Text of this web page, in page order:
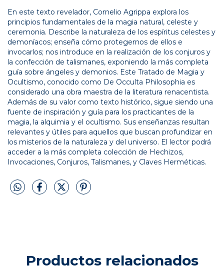
En este texto revelador, Cornelio Agrippa explora los
principios fundamentales de la magia natural, celeste y
ceremonia. Describe la naturaleza de los espíritus celestes y
demoníacos; enseña cómo protegernos de ellos e
invocarlos; nos introduce en la realización de los conjuros y
la confección de talismanes, exponiendo la más completa
guía sobre ángeles y demonios. Este Tratado de Magia y
Ocultismo, conocido como De Occulta Philosophia es
considerado una obra maestra de la literatura renacentista.
Además de su valor como texto histórico, sigue siendo una
fuente de inspiración y guía para los practicantes de la
magia, la alquimia y el ocultismo. Sus enseñanzas resultan
relevantes y útiles para aquellos que buscan profundizar en
los misterios de la naturaleza y del universo. El lector podrá
acceder a la más completa colección de Hechizos,
Invocaciones, Conjuros, Talismanes, y Claves Herméticas.
Productos relacionados